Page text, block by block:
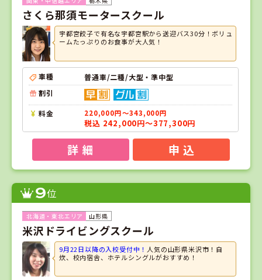
さくら那須モータースクール
宇都宮餃子で有名な宇都宮駅から送迎バス30分！ボリュ
ームたっぷりのお食事が大人気！
車種
普通車/二種/大型・準中型
割引
料金 220,000円～343,000円
税込 242,000円～377,300円
詳 細 申 込
9位
山形県
米沢ドライビングスクール
9月22日以降の入校受付中！ 人気の山形県米沢市！自
炊、校内宿舎、ホテルシングルがおすすめ！